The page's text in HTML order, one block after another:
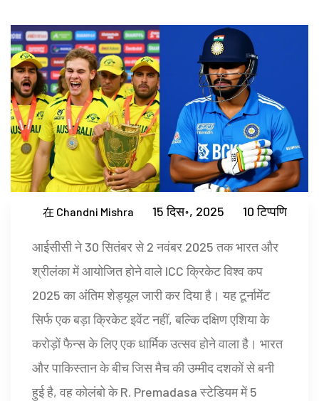
在 Chandni Mishra 15 दिस॰, 2025 10 टिप्पणि
आईसीसी ने 30 सितंबर से 2 नवंबर 2025 तक भारत और
श्रीलंका में आयोजित होने वाले ICC क्रिकेट विश्व कप
2025का अंतिम शेड्यूल जारी कर दिया है। यह टूर्नामेंट
सिर्फ एक बड़ा क्रिकेट इवेंट नहीं, बल्कि दक्षिण एशिया के
करोड़ों फैन्स के लिए एक धार्मिक उत्सव होने वाला है। भारत
और पाकिस्तान के बीच जिस मैच की उम्मीद दशकों से बनी
हुई है, वहकोलंबोकेR. Premadasa स्टेडियममें 5